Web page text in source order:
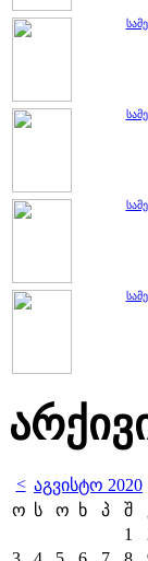
< აგვისტო 2020
ო ს ო ხ პ შ
1